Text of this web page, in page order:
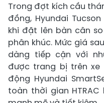
Trong đợt kích cầu
đồng, Hyundai
khi đặt lên bàn cân
phân khúc. Mức giá
dàng tiếp cận với
được trang bị trên
động Hyundai
toàn thời gian